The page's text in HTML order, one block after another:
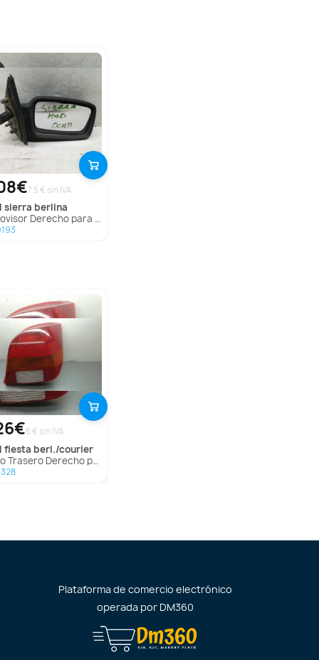
7.5 € sin IVA
sierra berlina
Derecho para Ford Sierra Berlina
6 € sin IVA
fiesta berl./courier
Derecho para Ford Fiesta Berl./Courier
Plataforma de comercio electrónico
operada por DM360